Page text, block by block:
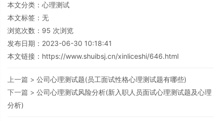
本文分类： 心理测试
本文标签：无
浏览次数： 95 次浏览
发布日期：2023-06-30 10:18:41
本文链接： https://www.shuibsj.cn/xinliceshi/646.html
上一篇 > 公司心理测试题(员工面试性格心理测试题有哪些)
下一篇 > 公司心理测试风险分析(新入职人员面试心理测试题及心理
分析)